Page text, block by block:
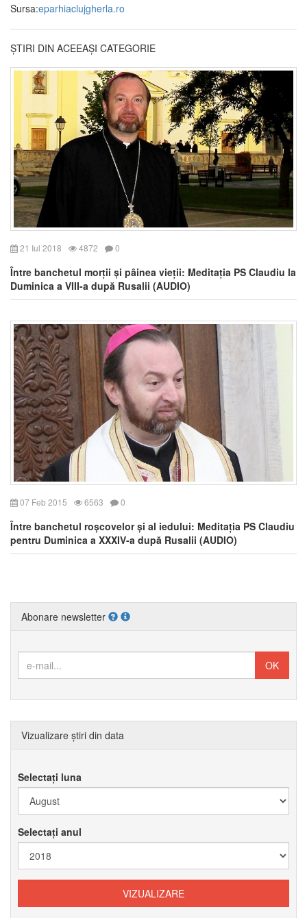
Sursa:eparhiaclujgherla.ro
ȘTIRI DIN ACEEAȘI CATEGORIE
21 Iul 2018 4872 0
Între banchetul morții și pâinea vieții: Meditația PS Claudiu la
Duminica a VIII-a după Rusalii (AUDIO)
07 Feb 2015 6563 0
Între banchetul roșcovelor și al iedului: Meditația PS Claudiu
pentru Duminica a XXXIV-a după Rusalii (AUDIO)
Abonare newsletter
Vizualizare știri din data
Selectați luna
Selectați anul